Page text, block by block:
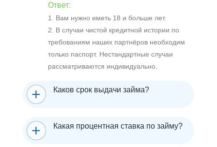
Ответ:
1. Вам нужно иметь 18 и больше лет.
2. В случаи чистой кредитной истории по
требованиям наших партнёров необходим
только паспорт. Нестандартные случаи
рассматриваются индивидуально.
Каков срок выдачи займа?
Какая процентная ставка по займу?